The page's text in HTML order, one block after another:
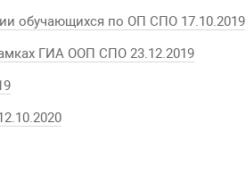
обучающихся по ОП СПО 17.10.2019
ГИА ООП СПО 23.12.2019